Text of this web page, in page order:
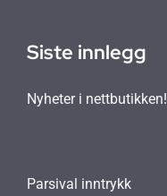
Siste innlegg
Nyheter i nettbutikken!
Parsival inntrykk